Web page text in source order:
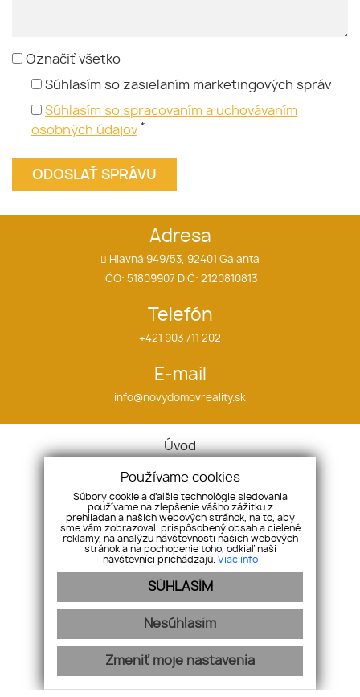
Označiť všetko
Súhlasím so zasielaním marketingových správ
Súhlasím so spracovaním a uchovávaním
osobných údajov *
Adresa
Hlavná 949/53, 92401 Galanta
IČO: 51809907 DIČ: 2120810813
Telefón
+421 903 711 202
E-mail
info@novydomovreality.sk
Úvod
Služby
O nás
Ponuka / Dopyt
Kontakt
Nehnuteľnosti
Byty
Domy
Pozemky
GDPR
Cookies
Používame cookies
Súbory cookie a ďalšie technológie sledovania
používame na zlepšenie vášho zážitku z
prehliadania našich webových stránok, na to, aby
sme vám zobrazovali prispôsobený obsah a cielené
reklamy, na analýzu návštevnosti našich webových
stránok a na pochopenie toho, odkiaľ naši
návštevníci prichádzajú. Viac info
SÚHLASÍM
Nesúhlasím
Zmeniť moje nastavenia